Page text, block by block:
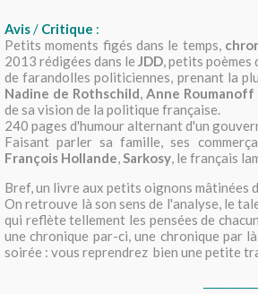
Avis/ Critique :
Petits moments figés dans le temps,
2013 rédigées dans le JDD, petits poèmes
de farandolles politiciennes, prenant la
Nadine de Rothschild, Anne Roumanoff
de sa vision de la politique française.
240 pages d'humour alternant d'un
Faisant parler sa famille, ses
François Hollande,Sarkosy, le français
Bref, un livre aux petits oignons mâtinées
On retrouve là son sens de l'analyse, le
qui reflète tellement les pensées de
une chronique par-ci, une chronique par
soirée : vous reprendrez bien une petite